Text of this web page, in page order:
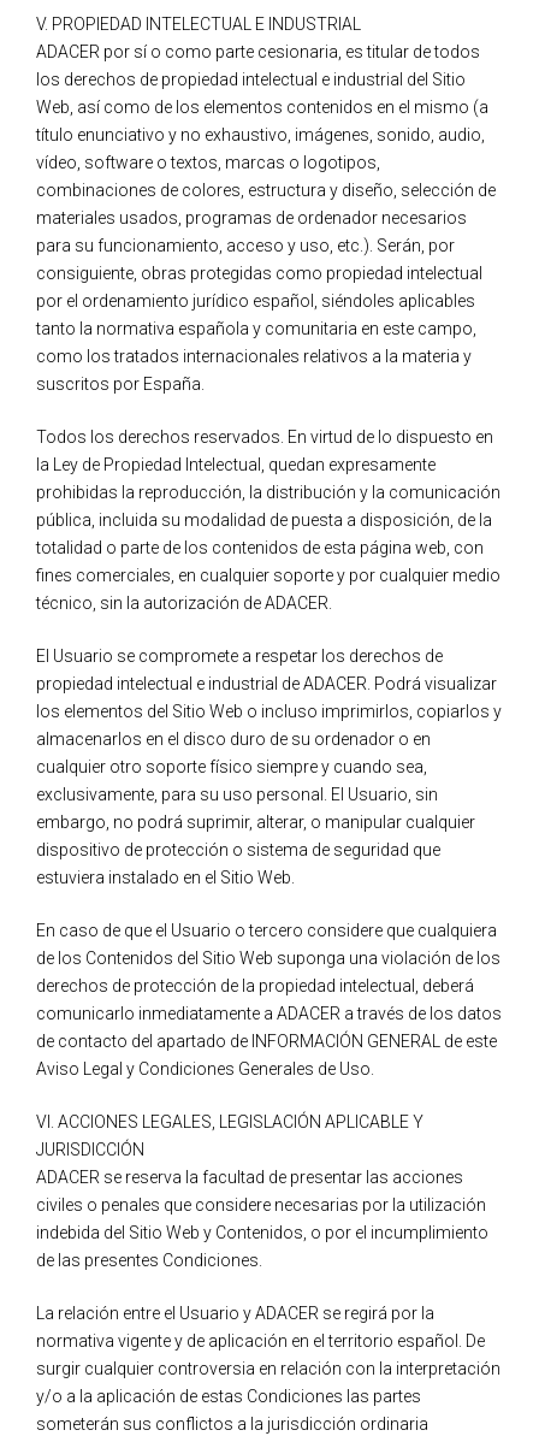
V. PROPIEDAD INTELECTUAL E INDUSTRIAL
ADACER por sí o como parte cesionaria, es titular de todos
los derechos de propiedad intelectual e industrial del Sitio
Web, así como de los elementos contenidos en el mismo (a
título enunciativo y no exhaustivo, imágenes, sonido, audio,
vídeo, software o textos, marcas o logotipos,
combinaciones de colores, estructura y diseño, selección de
materiales usados, programas de ordenador necesarios
para su funcionamiento, acceso y uso, etc.). Serán, por
consiguiente, obras protegidas como propiedad intelectual
por el ordenamiento jurídico español, siéndoles aplicables
tanto la normativa española y comunitaria en este campo,
como los tratados internacionales relativos a la materia y
suscritos por España.
Todos los derechos reservados. En virtud de lo dispuesto en
la Ley de Propiedad Intelectual, quedan expresamente
prohibidas la reproducción, la distribución y la comunicación
pública, incluida su modalidad de puesta a disposición, de la
totalidad o parte de los contenidos de esta página web, con
fines comerciales, en cualquier soporte y por cualquier medio
técnico, sin la autorización de ADACER.
El Usuario se compromete a respetar los derechos de
propiedad intelectual e industrial de ADACER. Podrá visualizar
los elementos del Sitio Web o incluso imprimirlos, copiarlos y
almacenarlos en el disco duro de su ordenador o en
cualquier otro soporte físico siempre y cuando sea,
exclusivamente, para su uso personal. El Usuario, sin
embargo, no podrá suprimir, alterar, o manipular cualquier
dispositivo de protección o sistema de seguridad que
estuviera instalado en el Sitio Web.
En caso de que el Usuario o tercero considere que cualquiera
de los Contenidos del Sitio Web suponga una violación de los
derechos de protección de la propiedad intelectual, deberá
comunicarlo inmediatamente a ADACER a través de los datos
de contacto del apartado de INFORMACIÓN GENERAL de este
Aviso Legal y Condiciones Generales de Uso.
VI. ACCIONES LEGALES, LEGISLACIÓN APLICABLE Y
JURISDICCIÓN
ADACER se reserva la facultad de presentar las acciones
civiles o penales que considere necesarias por la utilización
indebida del Sitio Web y Contenidos, o por el incumplimiento
de las presentes Condiciones.
La relación entre el Usuario y ADACER se regirá por la
normativa vigente y de aplicación en el territorio español. De
surgir cualquier controversia en relación con la interpretación
y/o a la aplicación de estas Condiciones las partes
someterán sus conflictos a la jurisdicción ordinaria